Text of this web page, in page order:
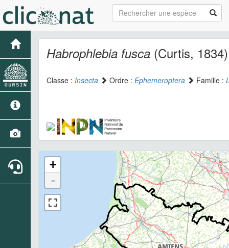
Habrophlebia fusca (Curtis, 1834)
Classe : Insecta Ordre : Ephemeroptera Famille :
+
-